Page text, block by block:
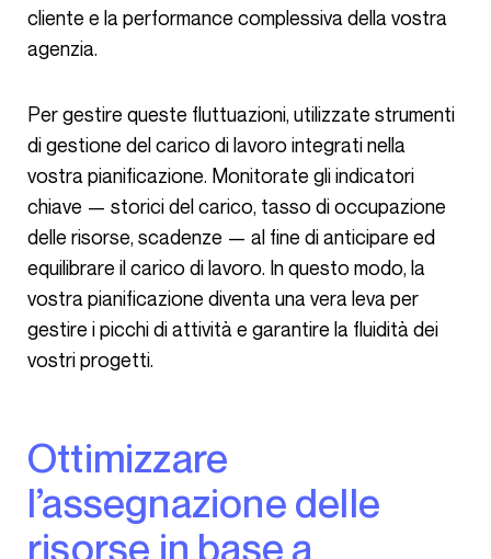
cliente e la performance complessiva della vostra
agenzia.
Per gestire queste fluttuazioni, utilizzate strumenti
di gestione del carico di lavoro integrati nella
vostra pianificazione. Monitorate gli indicatori
chiave — storici del carico, tasso di occupazione
delle risorse, scadenze — al fine di anticipare ed
equilibrare il carico di lavoro. In questo modo, la
vostra pianificazione diventa una vera leva per
gestire i picchi di attività e garantire la fluidità dei
vostri progetti.
Ottimizzare
l’assegnazione delle
risorse in base a